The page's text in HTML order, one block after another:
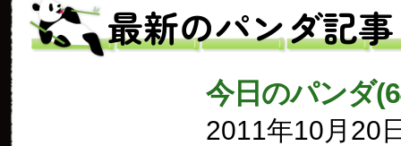
最新のパンダ記事
今日のパンダ
2011年10月20